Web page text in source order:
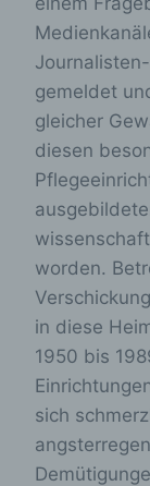
gemeldet
gleicher
diesen
worden.
in diese
1950 bis
sich